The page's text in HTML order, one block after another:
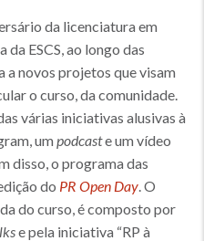
da licenciatura em
da ESCS, ao longo das
a novos projetos que visam
o curso, da comunidade.
várias iniciativas alusivas à
umpodcaste um vídeo
disso, o programa das
do PR Open Day. O
do curso, é composto por
e pela iniciativa “RP à